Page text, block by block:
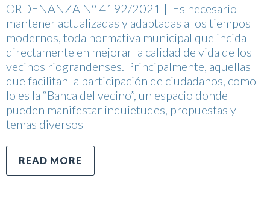
ORDENANZA N° 4192/2021 | Es necesario
mantener actualizadas y adaptadas a los tiempos
modernos, toda normativa municipal que incida
directamente en mejorar la calidad de vida de los
vecinos riograndenses. Principalmente, aquellas
que facilitan la participación de ciudadanos, como
lo es la “Banca del vecino”, un espacio donde
pueden manifestar inquietudes, propuestas y
temas diversos
READ MORE